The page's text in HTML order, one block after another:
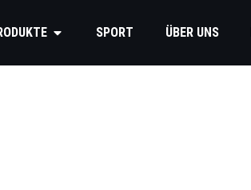
SPORT ÜBER UNS